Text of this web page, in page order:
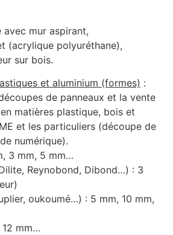
avec mur aspirant,
(acrylique polyuréthane),
sur bois.
et aluminium (formes) :
de panneaux et la vente
matières plastique, bois et
et les particuliers (découpe de
numérique).
3 mm, 5 mm…
Reynobond, Dibond…) : 3
oukoumé…) : 5 mm, 10 mm,
mm…